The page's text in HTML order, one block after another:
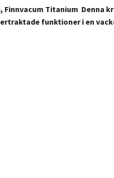
Titanium Denna
funktioner i en